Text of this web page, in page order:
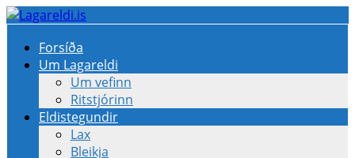
Forsíða
Um Lagareldi
Um vefinn
Ritstjórinn
Eldistegundir
Lax
Bleikja